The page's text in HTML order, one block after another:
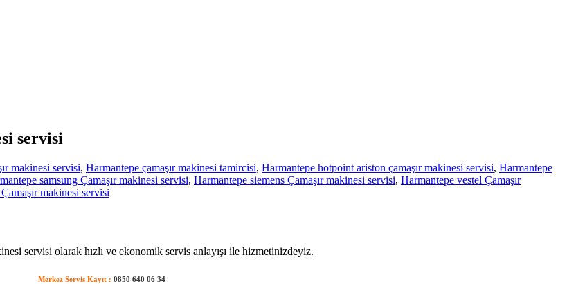
servisi
makinesi servisi, Harmantepe çamaşır makinesi tamircisi, Harmantepe hotpoint ariston çamaşır makinesi servisi, Harmantepe
samsung Çamaşır makinesi servisi, Harmantepe siemens Çamaşır makinesi servisi, Harmantepe vestel Çamaşır
makinesi servisi
servisi olarak hızlı ve ekonomik servis anlayışı ile hizmetinizdeyiz.
Merkez Servis Kayıt : 0850 640 06 34